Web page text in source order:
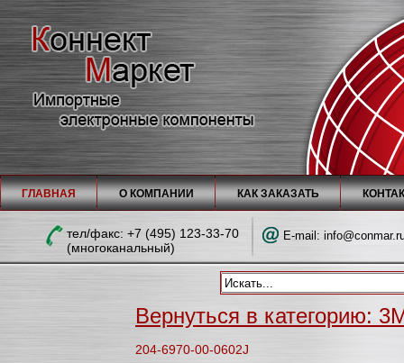
ГЛАВНАЯ О КОМПАНИИ КАК ЗАКАЗАТЬ
тел/факc: +7 (495) 123-33-70
(многоканальный)
E-mail:
Вернуться в категорию:
204-6970-00-0602J